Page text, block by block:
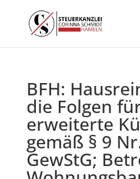
BFH:
die Folgen
erweiterte
gemäß § 9
GewStG;